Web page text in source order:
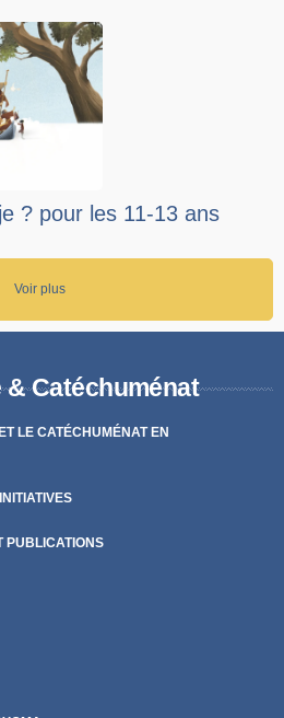
? pour les 11-13 ans
Voir plus
& Catéchuménat
LE CATÉCHUMÉNAT EN
PUBLICATIONS